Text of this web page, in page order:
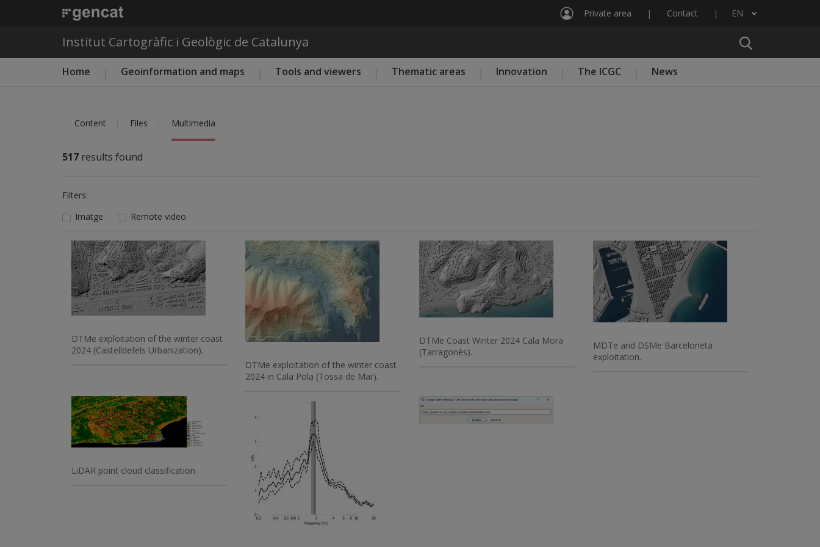
Private area Contact EN
List additional actions
Institut Cartogràfic i Geològic de Catalunya
Main menu ICGC
Home Geoinformation and maps Tools and viewers Thematic areas Innovation The ICGC News
Content Files Multimedia
517 results found
Filters:
Imatge
Remote video
Imatge
DTMe exploitation of the winter coast
2024 (Castelldefels Urbanization).
Imatge
DTMe exploitation of the winter coast
2024 in Cala Pola (Tossa de Mar).
Imatge
DTMe Coast Winter 2024 Cala Mora
(Tarragonès).
Imatge
MDTe and DSMe Barceloneta
exploitation.
Imatge
LiDAR point cloud classification
Imatge